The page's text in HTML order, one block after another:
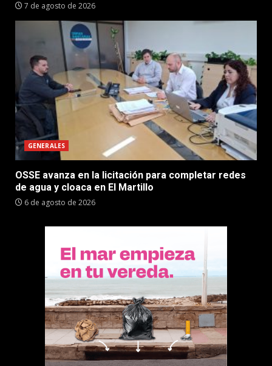
7 de agosto de 2026
GENERALES
OSSE avanza en la licitación para completar redes
de agua y cloaca en El Martillo
6 de agosto de 2026